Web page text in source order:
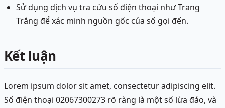
Sử dụng dịch vụ tra cứu số điện thoại như Trang
Trắng để xác minh nguồn gốc của số gọi đến.
Kết luận
Lorem ipsum dolor sit amet, consectetur adipiscing elit.
Số điện thoại 02067300273 rõ ràng là một số lừa đảo, và